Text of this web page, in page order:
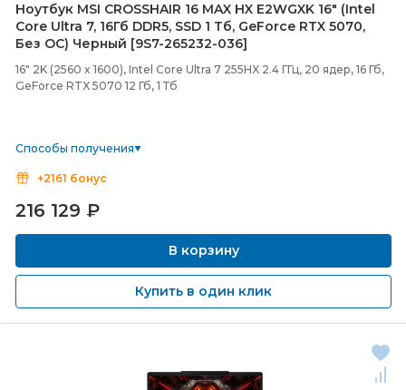
Ноутбук MSI CROSSHAIR 16 MAX HX E2WGXK 16" (Intel
Core Ultra 7, 16Гб DDR5, SSD 1 Тб, GeForce RTX 5070,
Без ОС) Черный [9S7-265232-036]
16" 2K (2560 x 1600), Intel Core Ultra 7 255HX 2.4 ГГц, 20 ядер, 16 Гб,
GeForce RTX 5070 12 Гб, 1 Тб
Способы получения
+2161 бонус
216 129 ₽
В корзину
Купить в один клик